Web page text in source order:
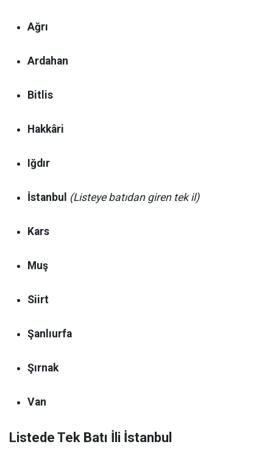
Ağrı
Ardahan
Bitlis
Hakkâri
Iğdır
İstanbul (Listeye batıdan giren tek il)
Kars
Muş
Siirt
Şanlıurfa
Şırnak
Van
Listede Tek Batı İli İstanbul